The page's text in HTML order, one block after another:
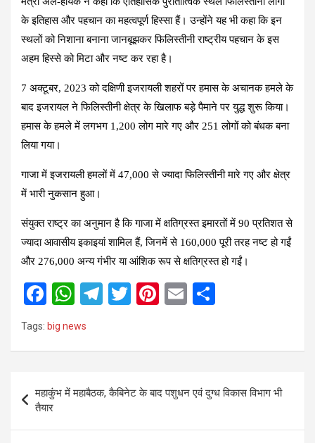
के इतिहास और पहचान का महत्वपूर्ण हिस्सा हैं। उन्होंने यह भी कहा कि इन
स्थलों को निशाना बनाना जानबूझकर फिलिस्तीनी राष्ट्रीय पहचान के इस
अहम हिस्से को मिटा और नष्ट कर रहा है।
7 अक्टूबर, 2023 को दक्षिणी इजरायली शहरों पर हमास के अचानक हमले के
बाद इजरायल ने फिलिस्तीनी क्षेत्र के खिलाफ बड़े पैमाने पर युद्ध शुरू किया।
हमास के हमले में लगभग 1,200 लोग मारे गए और 251 लोगों को बंधक बना
लिया गया।
गाजा में इजरायली हमलों में 47,000 से ज्यादा फिलिस्तीनी मारे गए और क्षेत्र
में भारी नुकसान हुआ।
संयुक्त राष्ट्र का अनुमान है कि गाजा में क्षतिग्रस्त इमारतों में 90 प्रतिशत से
ज्यादा आवासीय इकाइयां शामिल हैं, जिनमें से 160,000 पूरी तरह नष्ट हो गईं
और 276,000 अन्य गंभीर या आंशिक रूप से क्षतिग्रस्त हो गईं।
F
a
ce
o
o
k
W
at
A
p
p
T
a
m
T
Pi
t
E
Tags: big news
navigation
महाकुंभ में महाबैठक, कैबिनेट के बाद पशुधन एवं दुग्ध विकास विभाग भी
तैयार